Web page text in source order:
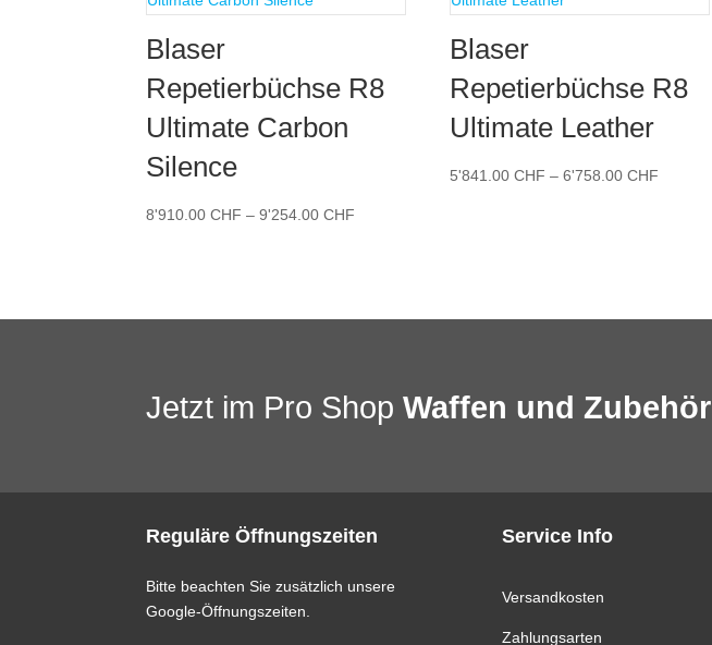
Blaser
Repetierbüchse R8
Ultimate Carbon
Silence
8'910.00CHF –9'254.00CHF
Blaser
Repetierbüchse R8
Ultimate Leather
5'841.00CHF –6'758.00CHF
Jetzt im Pro ShopWaffen und Zubehör
Reguläre Öffnungszeiten
Bitte beachten Sie zusätzlich unsere
Google-Öffnungszeiten.
Service Info
Versandkosten
Zahlungsarten